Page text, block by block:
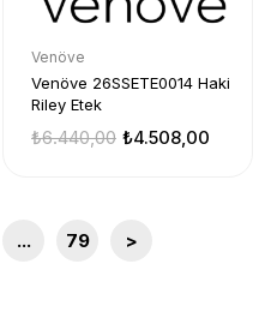
Venöve
Venöve 26SSETE0014 Haki
Riley Etek
₺4.508,00
₺6.440,00
... 79 >